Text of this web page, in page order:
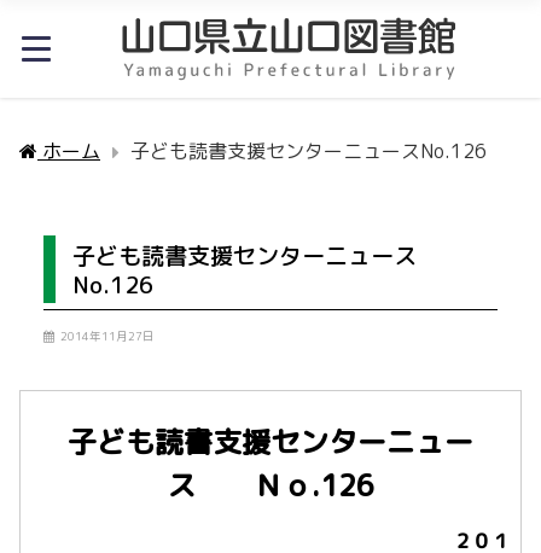
ホーム 子ども読書支援センターニュースNo.126
子ども読書支援センターニュース
No.126
2014年11月27日
子ども読書支援センターニュー
ス Ｎｏ.126
２０１